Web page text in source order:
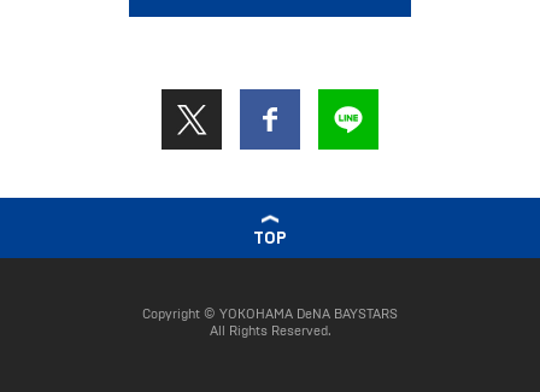
TOP
Copyright © YOKOHAMA DeNA BAYSTARS
All Rights Reserved.